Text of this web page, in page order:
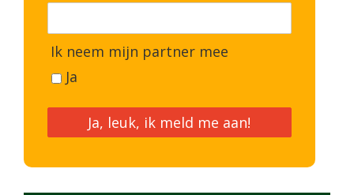
Ik neem mijn partner mee
Ja
Ja, leuk, ik meld me aan!